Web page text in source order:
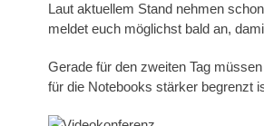
Laut aktuellem Stand nehmen
meldet euch möglichst bald an,
Gerade für den zweiten Tag
für die Notebooks stärker begrenzt